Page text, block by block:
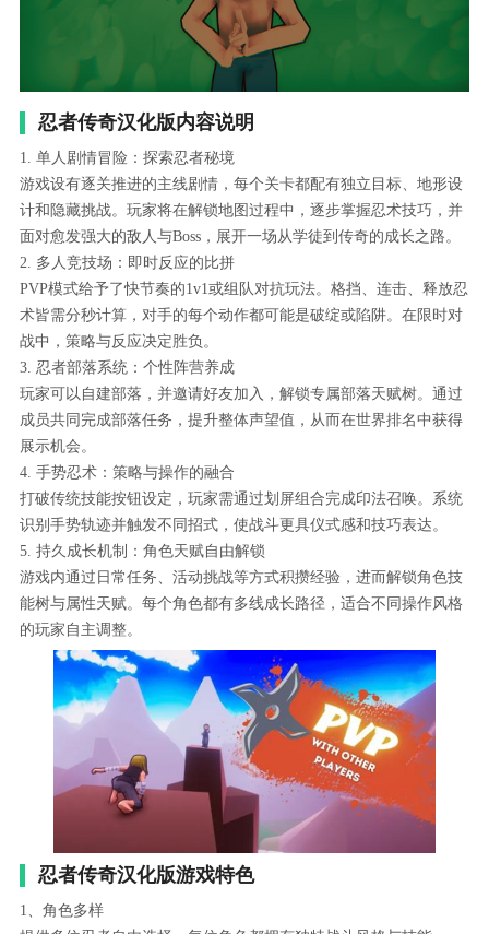
忍者传奇汉化版内容说明
1. 单人剧情冒险：探索忍者秘境
游戏设有逐关推进的主线剧情，每个关卡都配有独立目标、地形设
计和隐藏挑战。玩家将在解锁地图过程中，逐步掌握忍术技巧，并
面对愈发强大的敌人与Boss，展开一场从学徒到传奇的成长之路。
2. 多人竞技场：即时反应的比拼
PVP模式给予了快节奏的1v1或组队对抗玩法。格挡、连击、释放忍
术皆需分秒计算，对手的每个动作都可能是破绽或陷阱。在限时对
战中，策略与反应决定胜负。
3. 忍者部落系统：个性阵营养成
玩家可以自建部落，并邀请好友加入，解锁专属部落天赋树。通过
成员共同完成部落任务，提升整体声望值，从而在世界排名中获得
展示机会。
4. 手势忍术：策略与操作的融合
打破传统技能按钮设定，玩家需通过划屏组合完成印法召唤。系统
识别手势轨迹并触发不同招式，使战斗更具仪式感和技巧表达。
5. 持久成长机制：角色天赋自由解锁
游戏内通过日常任务、活动挑战等方式积攒经验，进而解锁角色技
能树与属性天赋。每个角色都有多线成长路径，适合不同操作风格
的玩家自主调整。
忍者传奇汉化版游戏特色
1、角色多样